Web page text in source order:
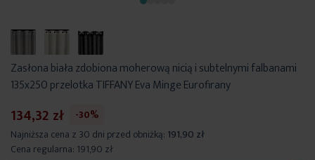
Zasłona biała zdobiona moherową nicią i subtelnymi falbanami
135x250 przelotka TIFFANY Eva Minge Eurofirany
134,32 zł
-30%
Najniższa cena z 30 dni przed obniżką: 191,90 zł
Cena regularna: 191,90 zł